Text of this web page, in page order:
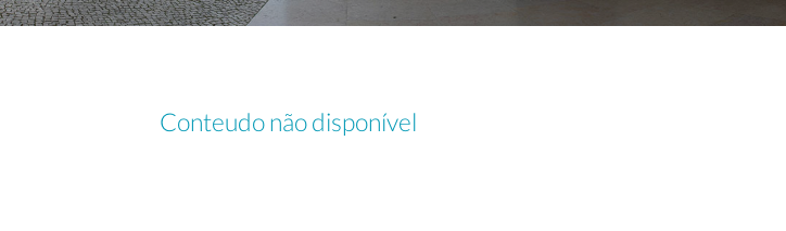
Conteudo não disponível